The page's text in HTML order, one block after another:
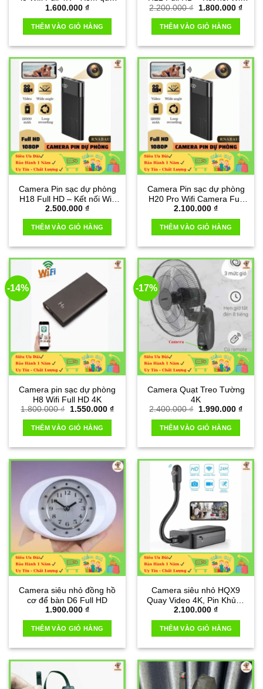
điện thoại
1.600.000 ₫
THÊM VÀO GIỎ HÀNG
xem qua điện thoại
2.200.000₫
Giá
là:
2.200.000 ₫.
1.800.000 ₫Giá
THÊM VÀO GIỎ HÀNG
Camera Pin sạc dự phòng
H18 Full HD – Kết nối Wifi
xem qua điện thoại
2.500.000 ₫
THÊM VÀO GIỎ HÀNG
Camera Pin sạc dự phòng
H20 Pro Wifi Camera Full
HD 4K
2.100.000 ₫
THÊM VÀO GIỎ HÀNG
-14%
Camera pin sạc dự phòng
H8 Wifi Full HD 4K
1.800.000₫
Giá
là:
1.800.000 ₫.
1.550.000 ₫Giá
THÊM VÀO GIỎ HÀNG
-17%
Camera Quạt Treo Tường
4K
2.400.000₫
Giá
là:
2.400.000 ₫.
1.990.000 ₫Giá
THÊM VÀO GIỎ HÀNG
Camera siêu nhỏ đồng hồ
cơ để bàn D6 Full HD
1.900.000 ₫
THÊM VÀO GIỎ HÀNG
Camera siêu nhỏ HQX9
Quay Video 4K, Pin Khủng
20 tiếng
2.100.000 ₫
THÊM VÀO GIỎ HÀNG